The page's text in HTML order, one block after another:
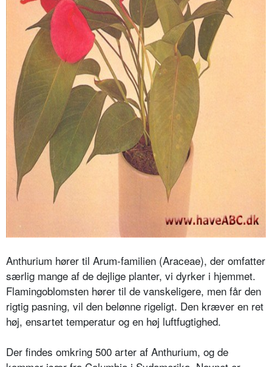
Anthurium hører til Arum-familien (Araceae), der omfatter
særlig mange af de dejlige planter, vi dyrker i hjemmet.
Flamingoblomsten hører til de vanskeligere, men får den
rigtig pasning, vil den belønne rigeligt. Den kræver en ret
høj, ensartet temperatur og en høj luftfugtighed.
Der findes omkring 500 arter af Anthurium, og de